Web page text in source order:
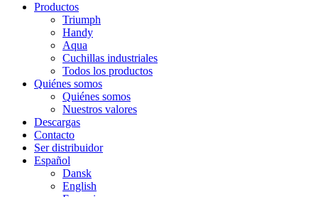
Productos
Triumph
Handy
Aqua
Cuchillas industriales
Todos los productos
Quiénes somos
Quiénes somos
Nuestros valores
Descargas
Contacto
Ser distribuidor
Español
Dansk
English